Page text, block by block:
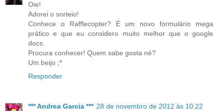
Oie!
Adorei o sorteio!
Conhece o Rafflecopter? É um novo formulário mega
prático e que eu considero muito melhor que o google
docs.
Procura conhecer! Quem sabe gosta né?
Um beijo ;*
Responder
*** Andrea Garcia *** 28 de novembro de 2012 às 10:22